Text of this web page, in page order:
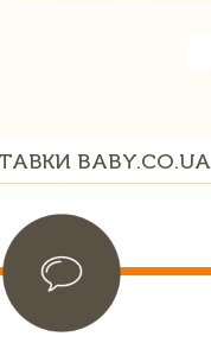
BABY.CO.UA